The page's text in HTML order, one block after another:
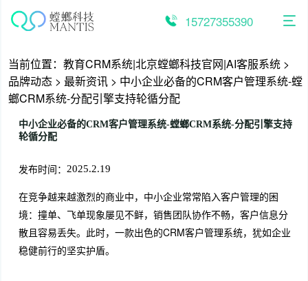
15727355390
当前位置： 教育CRM系统|北京螳螂科技官网|AI客服系统 >
品牌动态 > 最新资讯 > 中小企业必备的CRM客户管理系统-螳
螂CRM系统-分配引擎支持轮循分配
中小企业必备的CRM客户管理系统-螳螂CRM系统-分配引擎支持
轮循分配
发布时间： 2025.2.19
在竞争越来越激烈的商业中，中小企业常常陷入客户管理的困
境：撞单、飞单现象屡见不鲜，销售团队协作不畅，客户信息分
散且容易丢失。此时，一款出色的CRM客户管理系统，犹如企业
稳健前行的坚实护盾。